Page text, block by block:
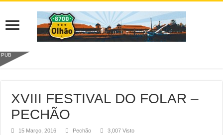
PUB
XVIII FESTIVAL DO FOLAR –
PECHÃO
15 Março, 2016 Pechão 3,007 Visto